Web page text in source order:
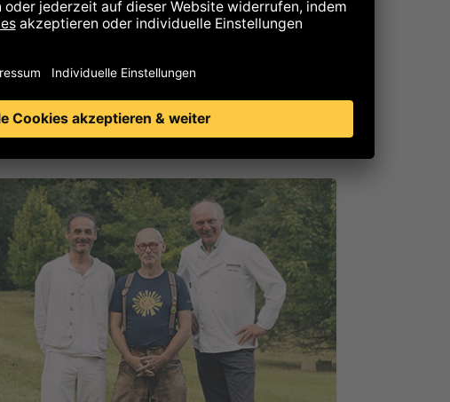
Unternehmer vor 24 Jahren und wir wir eine
gesunde Kultur des Scheiterns entwickeln
mehr lesen